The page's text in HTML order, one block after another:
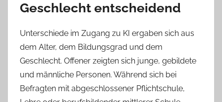
Geschlecht entscheidend
Unterschiede im Zugang zu KI ergaben sich aus
dem Alter, dem Bildungsgrad und dem
Geschlecht. Offener zeigten sich junge, gebildete
und männliche Personen. Während sich bei
Befragten mit abgeschlossener Pflichtschule,